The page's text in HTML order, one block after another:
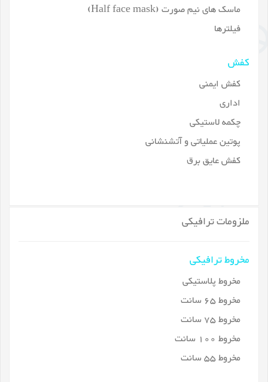
ماسک های نیم صورت (Half face mask)
فیلترها
کفش
کفش ایمنی
اداری
چکمه لاستیکی
پوتین عملیاتی و آتشنشانی
کفش عایق برق
ملزومات ترافیکی
مخروط ترافیکی
مخروط پلاستیکی
مخروط 65 سانت
مخروط 75 سانت
مخروط 100 سانت
مخروط 55 سانت